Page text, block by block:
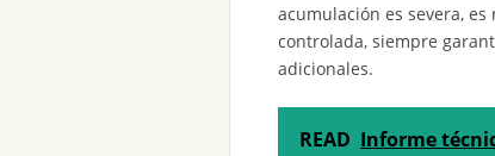
acumulación es severa,
controlada, siempre
adicionales.
READ Informe